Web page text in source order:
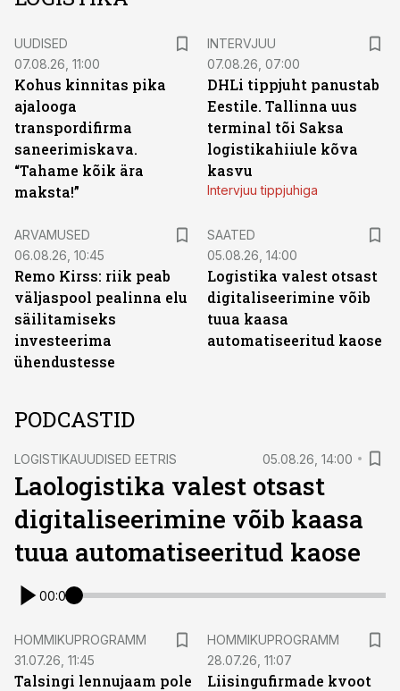
UUDISED
07.08.26, 11:00
Kohus kinnitas pika
ajalooga
transpordifirma
saneerimiskava.
“Tahame kõik ära
maksta!”
INTERVJUU
07.08.26, 07:00
DHLi tippjuht panustab
Eestile. Tallinna uus
terminal tõi Saksa
logistikahiiule kõva
kasvu
Intervjuu tippjuhiga
ARVAMUSED
06.08.26, 10:45
Remo Kirss: riik peab
väljaspool pealinna elu
säilitamiseks
investeerima
ühendustesse
SAATED
05.08.26, 14:00
Logistika valest otsast
digitaliseerimine võib
tuua kaasa
automatiseeritud kaose
PODCASTID
LOGISTIKAUUDISED EETRIS 05.08.26, 14:00
Laologistika valest otsast
digitaliseerimine võib kaasa
tuua automatiseeritud kaose
00:00
HOMMIKUPROGRAMM
31.07.26, 11:45
Talsingi lennujaam pole
HOMMIKUPROGRAMM
28.07.26, 11:07
Liisingufirmade kvoot